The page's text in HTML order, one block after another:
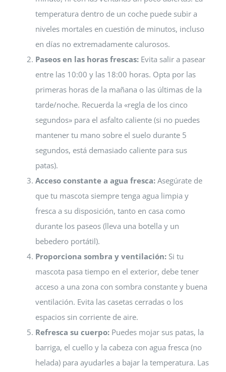
temperatura dentro de un coche puede subir a
niveles mortales en cuestión de minutos, incluso
en días no extremadamente calurosos.
Paseos en las horas frescas: Evita salir a pasear
entre las 10:00 y las 18:00 horas. Opta por las
primeras horas de la mañana o las últimas de la
tarde/noche. Recuerda la «regla de los cinco
segundos» para el asfalto caliente (si no puedes
mantener tu mano sobre el suelo durante 5
segundos, está demasiado caliente para sus
patas).
Acceso constante a agua fresca: Asegúrate de
que tu mascota siempre tenga agua limpia y
fresca a su disposición, tanto en casa como
durante los paseos (lleva una botella y un
bebedero portátil).
Proporciona sombra y ventilación: Si tu
mascota pasa tiempo en el exterior, debe tener
acceso a una zona con sombra constante y buena
ventilación. Evita las casetas cerradas o los
espacios sin corriente de aire.
Refresca su cuerpo: Puedes mojar sus patas, la
barriga, el cuello y la cabeza con agua fresca (no
helada) para ayudarles a bajar la temperatura. Las